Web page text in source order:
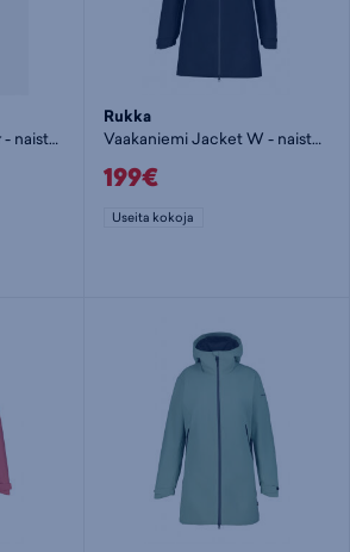
Pitkä Onion Quilt Liner - naisten kevytvanutakki
Rukka
Vaakaniemi Jacket W - naisten kevytvanutakki
199€
Useita kokoja